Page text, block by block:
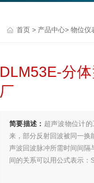
首页 > 产品中心> 物位仪
DLM53E-分
厂
简要描述： 超声波物位计
来，部分反射回波被同一换
声波回波脉冲所需时间间隔
间的关系可以用公式表示：